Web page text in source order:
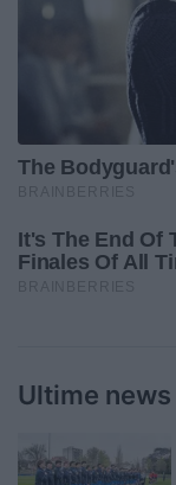
Ultime news